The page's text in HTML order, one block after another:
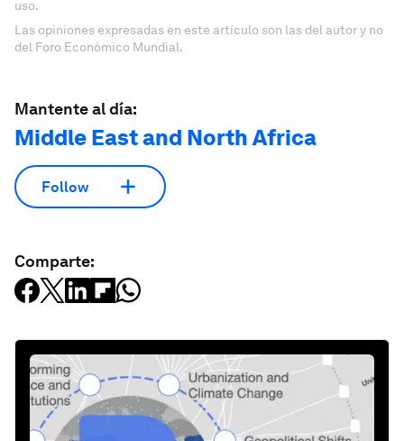
uso.
Las opiniones expresadas en este artículo son las del autor y no
del Foro Económico Mundial.
Mantente al día:
Middle East and North Africa
Follow
Comparte: